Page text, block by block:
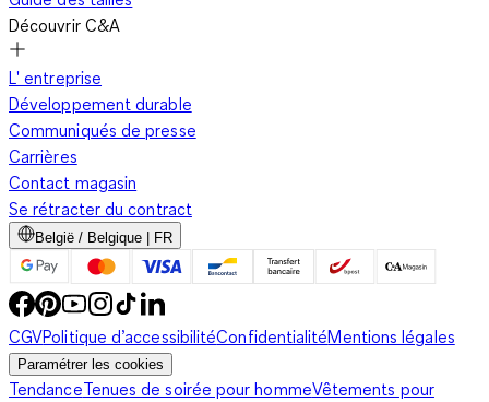
Découvrir C&A
L' entreprise
Développement durable
Communiqués de presse
Carrières
Contact magasin
Se rétracter du contract
België / Belgique | FR
CGVPolitique d’accessibilitéConfidentialitéMentions légales
Paramétrer les cookies
TendanceTenues de soirée pour hommeVêtements pour